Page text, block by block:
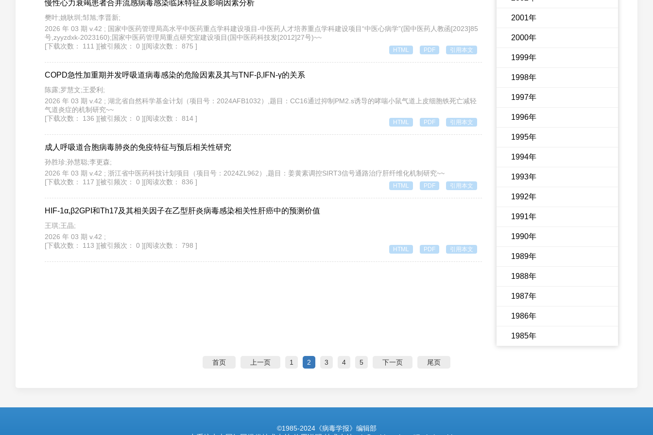
慢性心力衰竭患者合并流感病毒感染临床特征及影响因素分析
樊叶;姚耿圳;邹旭;李晋新;
2026 年 03 期 v.42 ; 国家中医药管理局高水平中医药重点学科建设项目-中医药人才培养重点学科建设项目“中医心病学”(国中医药人教函[2023]85
号,zyyzdxk-2023160);国家中医药管理局重点研究室建设项目(国中医药科技发[2012]27号)~~
[下载次数： 111 ][被引频次： 0 ][阅读次数： 875 ] HTML PDF 引用本文
COPD急性加重期并发呼吸道病毒感染的危险因素及其与TNF-β,IFN-γ的关系
陈露;罗慧文;王爱利;
2026 年 03 期 v.42 ; 湖北省自然科学基金计划（项目号：2024AFB1032）,题目：CC16通过抑制PM2.s诱导的哮喘小鼠气道上皮细胞铁死亡减轻
气道炎症的机制研究~~
[下载次数： 136 ][被引频次： 0 ][阅读次数： 814 ] HTML PDF 引用本文
成人呼吸道合胞病毒肺炎的免疫特征与预后相关性研究
孙胜珍;孙慧聪;李更森;
2026 年 03 期 v.42 ; 浙江省中医药科技计划项目（项目号：2024ZL962）,题目：姜黄素调控SIRT3信号通路治疗肝纤维化机制研究~~
[下载次数： 117 ][被引频次： 0 ][阅读次数： 836 ] HTML PDF 引用本文
HIF-1α,β2GPI和Th17及其相关因子在乙型肝炎病毒感染相关性肝癌中的预测价值
王琪;王晶;
2026 年 03 期 v.42 ;
[下载次数： 113 ][被引频次： 0 ][阅读次数： 798 ] HTML PDF 引用本文
2001年
2000年
1999年
1998年
1997年
1996年
1995年
1994年
1993年
1992年
1991年
1990年
1989年
1988年
1987年
1986年
1985年
首页 上一页 1 2 3 4 5 下一页 尾页
©1985-2024《病毒学报》编辑部